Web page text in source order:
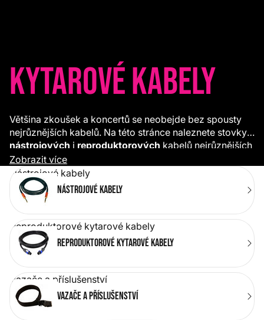
Kytarové kabely
Většina zkoušek a koncertů se neobejde bez spousty
nejrůznějších kabelů. Na této stránce naleznete stovky
nástrojových i reproduktorových kabelů nejrůznějších
délek a konektorů. Pro snadnější manipulaci
doporučujeme dokoupit barevné
Zobrazit více
Nástrojové kabely
Nástrojové kabely
Reproduktorové kytarové kabely
Reproduktorové kytarové kabely
Vazače a příslušenství
Vazače a příslušenství